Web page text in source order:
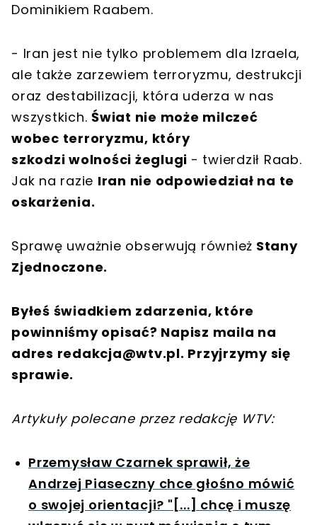
Dominikiem Raabem.
- Iran jest nie tylko problemem dla Izraela,
ale także zarzewiem terroryzmu, destrukcji
oraz destabilizacji, która uderza w nas
wszystkich. Świat nie może milczeć
wobec terroryzmu, który
szkodzi wolności żeglugi - twierdził Raab.
Jak na razie Iran nie odpowiedział na te
oskarżenia.
Sprawę uważnie obserwują również Stany
Zjednoczone.
Byłeś świadkiem zdarzenia, które
powinniśmy opisać? Napisz maila na
adres redakcja@wtv.pl. Przyjrzymy się
sprawie.
Artykuły polecane przez redakcję WTV:
Przemysław Czarnek sprawił, że
Andrzej Piaseczny chce głośno mówić
o swojej orientacji? "[...] chcę i muszę